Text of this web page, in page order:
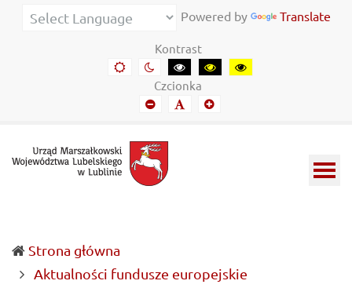
Urząd
Informacje
Lubelszczyźnie
Powered by Translate
Kontrast
Domyślny
kontrast
Kontrast
nocny
Kontrast
czarny-
biały
Kontrast
czarny-
Kontrast
żółto-
Czcionka
Mniejszy
font
Domyślny
font
Mniejszy
Strona główna
Aktualności fundusze europejskie